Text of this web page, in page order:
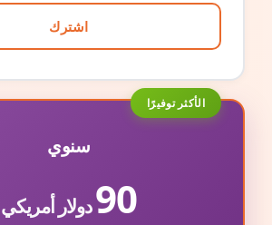
اشترك
الأكثر توفيرًا
سنوي
90دولار أمريكي